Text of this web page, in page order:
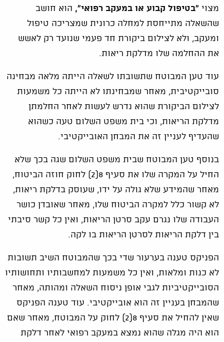
מצוי "בטיפול קבוע או במעקב רפואי", הוא חושב
שהשאלה מתייחסת למחלה כרונית שמצריכה טיפול
ומעקב, ולא לצילום ביקורת חד פעמי שנועד רק לאשש
את ההחלמה שלו מדלקת ריאות.
עוד טען המבוטח שתשובתו לשאלה הייתה מלאה מבחינה
סובייקטיבית, מאחר שמבחינתו לא הייתה כל משמעות
לצילום הביקורת שהוא נדרש לעשות לאחר החלמתן
מדלקת הריאות, וכי בית משפט השלום טעה כשהוא
שהעדיף לעניין זה את המבחן האובייקטיבי.
בנוסף טען המבוטח שבית משפט השלום שגה בכך שלא
החיל על המקרה שלו את סעיף 8(2) לחוק חוזה הביטוח,
מאחר שהמידע שלא גולה על ידו, שעוסק בדלקת ריאות,
לא קשור כלל למקרה הביטוח שלו, מאחר שאובדן כושר
העבודה שלו נגרם עקב סרטן הריאות, ואין כל קשר סיבתי
בין דלקת הריאות לסרטן הריאות בו לקה.
הפניקס טענה בערעור שדי בכך שהמבוטח השיב תשובות
לא כנות ומלאות, ואין כל משמעות למחשבותיו ותחושותיו
הסובייקטיביות לגבי אופן ניסוח השאלה ומהותה, מאחר
שהמבחן בעניין זה הוא אובייקטיבי. עוד טענה הפניקס
שאין להחיל את סעיף 8(2) לחוק על המבוטח, מאחר שאם
הוא היה מגלה שהוא נמצא במעקב רפואי לאחר דלקת